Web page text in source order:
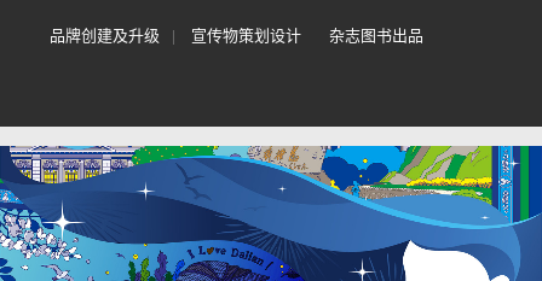
品牌创建及升级 | 宣传物策划设计 杂志图书出品